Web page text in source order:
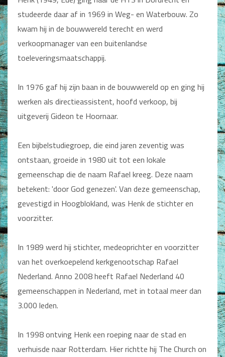
Man
Vrouw
Alle producten
Seksualiteit
Jongerenboeken
Kinderboeken
Kinderbijbels
Zelf lezen
Doeboeken
Alle producten
Cadeauboeken
Gideonietjes
Gebed
Bijbel en Wetenschap
Alphacursus
Evangelisatie en Zending
studeerde daar af in 1969 in Weg- en Waterbouw. Zo
kwam hij in de bouwwereld terecht en werd
verkoopmanager van een buitenlandse
toeleveringsmaatschappij.
In 1976 gaf hij zijn baan in de bouwwereld op en ging hij
werken als directieassistent, hoofd verkoop, bij
uitgeverij Gideon te Hoornaar.
Een bijbelstudiegroep, die eind jaren zeventig was
ontstaan, groeide in 1980 uit tot een lokale
gemeenschap die de naam Rafael kreeg. Deze naam
betekent: 'door God genezen'. Van deze gemeenschap,
gevestigd in Hoogblokland, was Henk de stichter en
voorzitter.
In 1989 werd hij stichter, medeoprichter en voorzitter
van het overkoepelend kerkgenootschap Rafael
Nederland. Anno 2008 heeft Rafael Nederland 40
gemeenschappen in Nederland, met in totaal meer dan
3.000 leden.
In 1998 ontving Henk een roeping naar de stad en
verhuisde naar Rotterdam. Hier richtte hij The Church on